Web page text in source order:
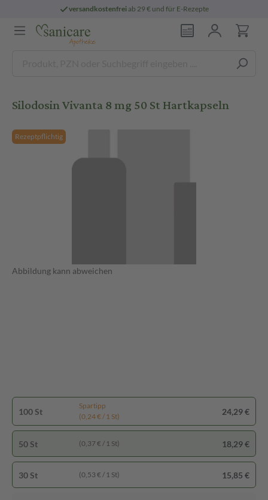
versandkostenfreiab 29 € und für E-Rezepte
Silodosin Vivanta 8 mg 50 St Hartkapseln
Rezeptpflichtig
Abbildung kann abweichen
100 St
Spartipp
(0,24 € / 1 St)
24,29 €
50 St (0,37 € / 1 St) 18,29 €
30 St (0,53 € / 1 St) 15,85 €